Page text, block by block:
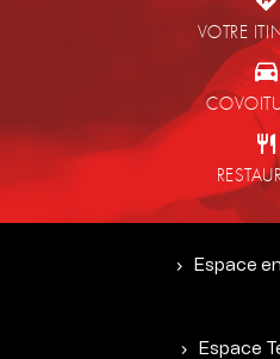
VOTRE
Espace
Espace